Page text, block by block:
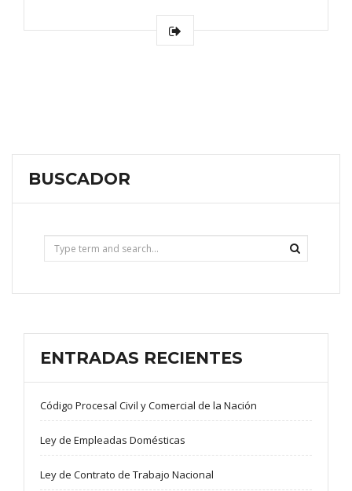
BUSCADOR
ENTRADAS RECIENTES
Código Procesal Civil y Comercial de la Nación
Ley de Empleadas Domésticas
Ley de Contrato de Trabajo Nacional